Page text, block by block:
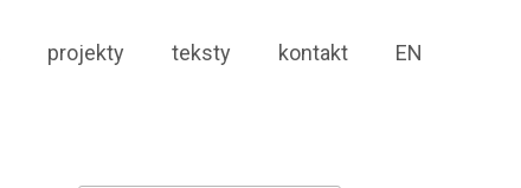
projekty teksty kontakt EN